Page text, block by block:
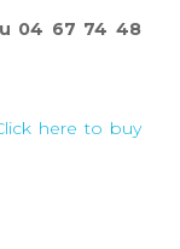
04 67 74 48
here to buy